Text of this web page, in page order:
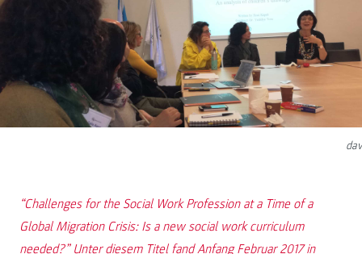
dav
“Challenges for the Social Work Profession at a Time of a
Global Migration Crisis: Is a new social work curriculum
needed?” Unter diesem Titel fand Anfang Februar 2017 in